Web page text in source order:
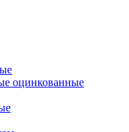
оцинкованные